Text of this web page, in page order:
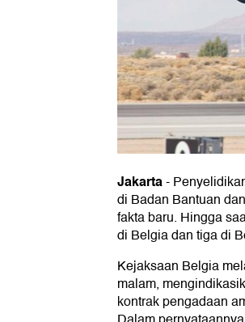
Jakarta-
di Badan Bantuan
fakta baru. Hingga
di Belgia dan tiga di
Kejaksaan Belgia
malam,
kontrak pengadaan